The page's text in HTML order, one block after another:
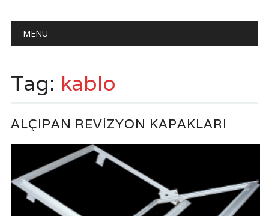
Main menu
MENU
Tag: kablo
ALÇIPAN REVIZYON KAPAKLARI